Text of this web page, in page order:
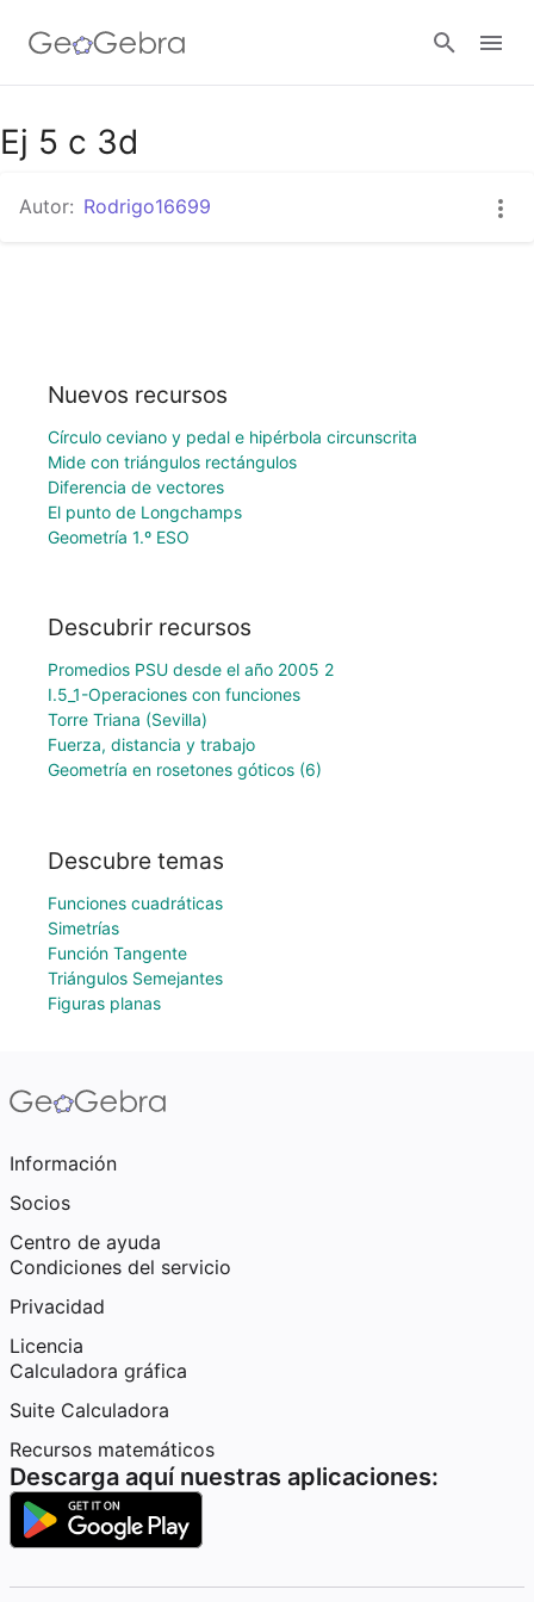
Ej 5 c 3d
Autor: Rodrigo16699
Nuevos recursos
Círculo ceviano y pedal e hipérbola circunscrita
Mide con triángulos rectángulos
Diferencia de vectores
El punto de Longchamps
Geometría 1.º ESO
Descubrir recursos
Promedios PSU desde el año 2005 2
I.5_1-Operaciones con funciones
Torre Triana (Sevilla)
Fuerza, distancia y trabajo
Geometría en rosetones góticos (6)
Descubre temas
Funciones cuadráticas
Simetrías
Función Tangente
Triángulos Semejantes
Figuras planas
Información
Socios
Centro de ayuda
Condiciones del servicio
Privacidad
Licencia
Calculadora gráfica
Suite Calculadora
Recursos matemáticos
Descarga aquí nuestras aplicaciones: